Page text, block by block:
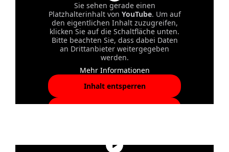
Sie sehen gerade einen
Platzhalterinhalt von YouTube. Um auf
den eigentlichen Inhalt zuzugreifen,
klicken Sie auf die Schaltfläche unten.
Bitte beachten Sie, dass dabei Daten
an Drittanbieter weitergegeben
werden.
Mehr Informationen
Inhalt entsperren